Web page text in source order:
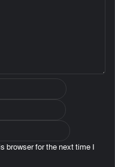
browser for the next time I